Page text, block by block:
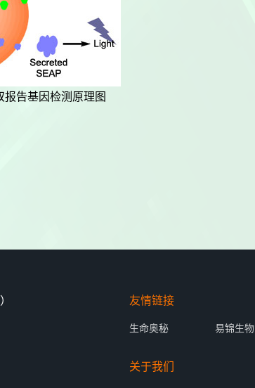
告基因检测原理图
友情链接
生命奥秘 易锦生物
关于我们